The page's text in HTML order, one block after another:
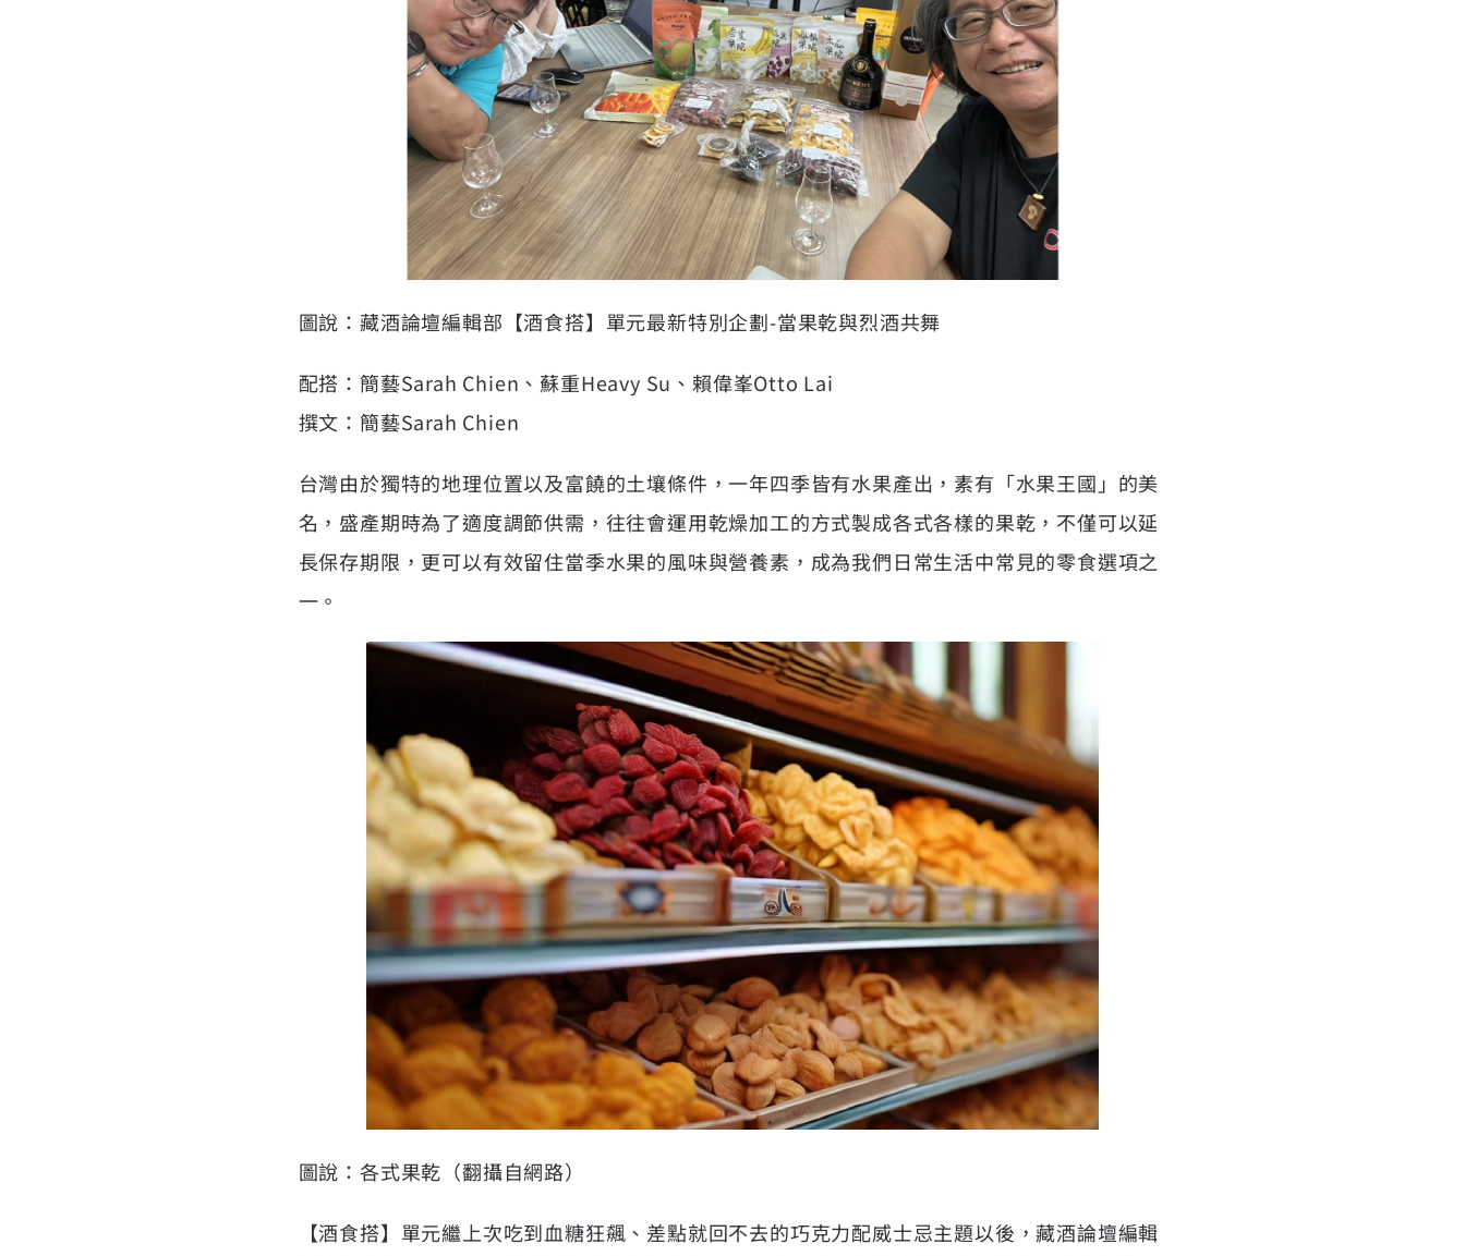
圖說：藏酒論壇編輯部【酒食搭】單元最新特別企劃-當果乾與烈酒共舞
配搭：簡藝Sarah Chien、蘇重Heavy Su、賴偉峯Otto Lai
撰文：簡藝Sarah Chien
台灣由於獨特的地理位置以及富饒的土壤條件，一年四季皆有水果產出，素有「水果王國」的美
名，盛產期時為了適度調節供需，往往會運用乾燥加工的方式製成各式各樣的果乾，不僅可以延
長保存期限，更可以有效留住當季水果的風味與營養素，成為我們日常生活中常見的零食選項之
一。
圖說：各式果乾（翻攝自網路）
【酒食搭】單元繼上次吃到血糖狂飆、差點就回不去的巧克力配威士忌主題以後，藏酒論壇編輯